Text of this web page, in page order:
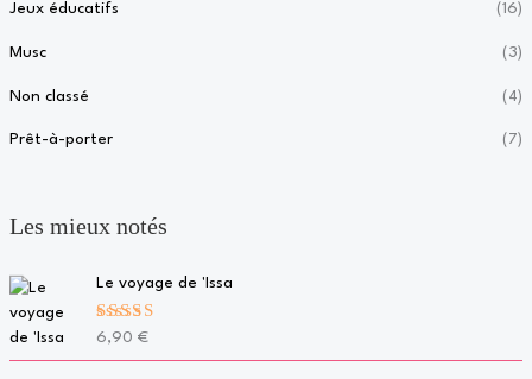
Jeux éducatifs (16)
Musc (3)
Non classé (4)
Prêt-à-porter (7)
Les mieux notés
Le voyage de 'Issa
Note5.00
6,90 €